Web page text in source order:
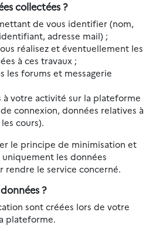
collectées ?
de vous identifier (nom,
adresse mail) ;
réalisez et éventuellement les
à ces travaux ;
les forums et messagerie
à votre activité sur la plateforme
connexion, données relatives à
cours).
le principe de minimisation et
les données
rendre le service concerné.
?
sont créées lors de votre
plateforme.